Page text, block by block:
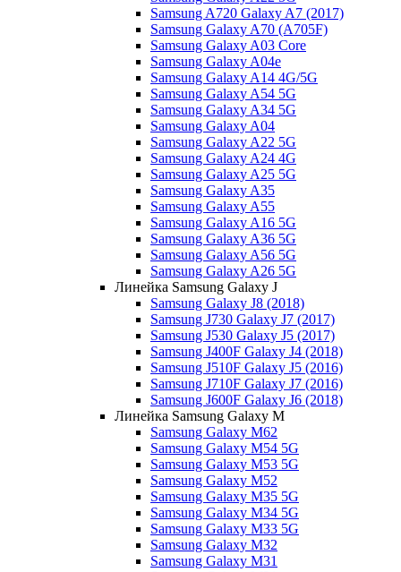
Samsung A720 Galaxy A7 (2017)
Samsung Galaxy A70 (A705F)
Samsung Galaxy A03 Core
Samsung Galaxy A04e
Samsung Galaxy A14 4G/5G
Samsung Galaxy A54 5G
Samsung Galaxy A34 5G
Samsung Galaxy A04
Samsung Galaxy A22 5G
Samsung Galaxy A24 4G
Samsung Galaxy A25 5G
Samsung Galaxy A35
Samsung Galaxy A55
Samsung Galaxy A16 5G
Samsung Galaxy A36 5G
Samsung Galaxy A56 5G
Samsung Galaxy A26 5G
Линейка Samsung Galaxy J
Samsung Galaxy J8 (2018)
Samsung J730 Galaxy J7 (2017)
Samsung J530 Galaxy J5 (2017)
Samsung J400F Galaxy J4 (2018)
Samsung J510F Galaxy J5 (2016)
Samsung J710F Galaxy J7 (2016)
Samsung J600F Galaxy J6 (2018)
Линейка Samsung Galaxy M
Samsung Galaxy M62
Samsung Galaxy M54 5G
Samsung Galaxy M53 5G
Samsung Galaxy M52
Samsung Galaxy M35 5G
Samsung Galaxy M34 5G
Samsung Galaxy M33 5G
Samsung Galaxy M32
Samsung Galaxy M31